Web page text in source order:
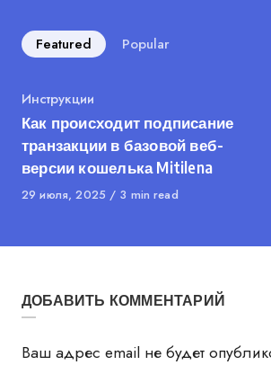
Featured Popular
Category
Инструкции
Как происходит подписание
транзакции в базовой веб-
версии кошелька Mitilena
Published
29 июля, 2025 3 min read
ДОБАВИТЬ КОММЕНТАРИЙ
Ваш адрес email не будет